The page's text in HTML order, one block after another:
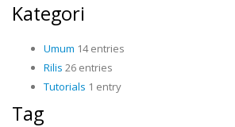
Kategori
Umum 14 entries
Rilis 26 entries
Tutorials 1 entry
Tag